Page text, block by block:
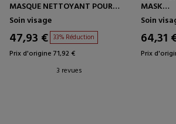
MASQUE NETTOYANT POUR
LE VISAGE
Soin visage
47,93 € 33% Réduction
Prix d'origine 71,92 €
3 revues
MASK
MASQUE
Soin
64,31
Prix